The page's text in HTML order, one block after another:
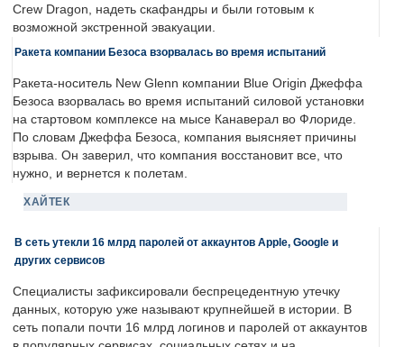
Crew Dragon, надеть скафандры и были готовым к
возможной экстренной эвакуации.
Ракета компании Безоса взорвалась во время испытаний
Ракета-носитель New Glenn компании Blue Origin Джеффа
Безоса взорвалась во время испытаний силовой установки
на стартовом комплексе на мысе Канаверал во Флориде.
По словам Джеффа Безоса, компания выясняет причины
взрыва. Он заверил, что компания восстановит все, что
нужно, и вернется к полетам.
ХАЙТЕК
В сеть утекли 16 млрд паролей от аккаунтов Apple, Google и
других сервисов
Специалисты зафиксировали беспрецедентную утечку
данных, которую уже называют крупнейшей в истории. В
сеть попали почти 16 млрд логинов и паролей от аккаунтов